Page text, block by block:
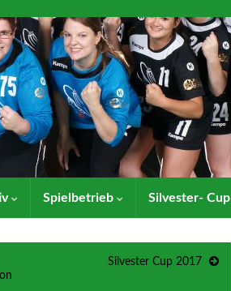
Spielbetrieb Silvester- Cup
Silvester Cup 2017